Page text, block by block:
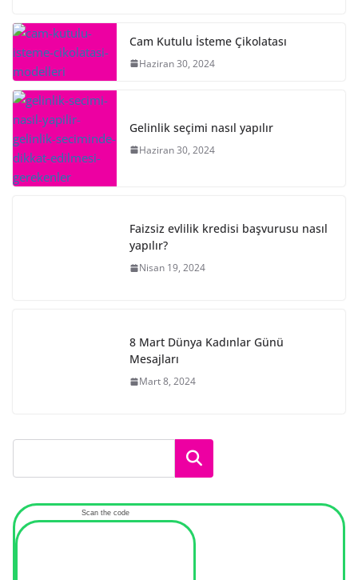
Cam Kutulu İsteme Çikolatası
Haziran 30, 2024
Gelinlik seçimi nasıl yapılır
Haziran 30, 2024
Faizsiz evlilik kredisi başvurusu nasıl
yapılır?
Nisan 19, 2024
8 Mart Dünya Kadınlar Günü
Mesajları
Mart 8, 2024
Ara
Scan the code